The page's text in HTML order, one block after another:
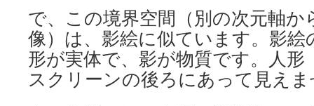
で、この境界空間（別の次元軸か
像）は、影絵に似ています。影絵
形が実体で、影が物質です。人形
スクリーンの後ろにあって見え